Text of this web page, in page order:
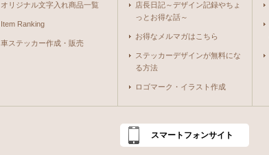
オリジナル文字入れ商品一覧
Item Ranking
車ステッカー作成・販売
店長日記～デザイン記録やちょ
っとお得な話～
お得なメルマガはこちら
ステッカーデザインが無料にな
る方法
ロゴマーク・イラスト作成
スマートフォンサイト